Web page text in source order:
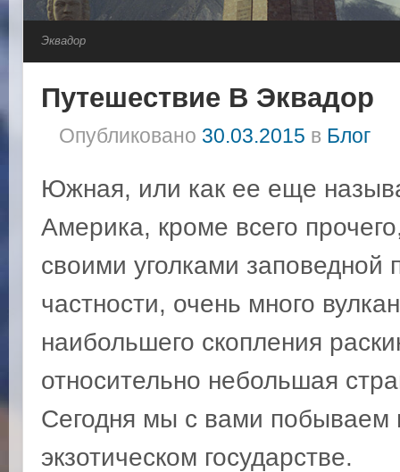
Эквадор
Путешествие В Эквадор
Опубликовано 30.03.2015 в Блог
Южная, или как ее еще
Америка, кроме всего
своими уголками заповедной
частности, очень много
наибольшего скопления
относительно небольшая
Сегодня мы с вами побываем
экзотическом государстве.